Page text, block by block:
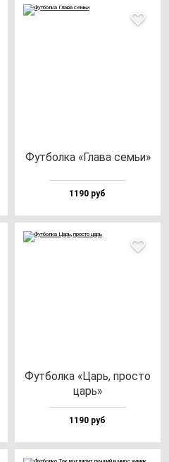
Фут­бол­ка «Гла­ва семьи»
1190 руб
Фут­бол­ка «Царь, прос­то
царь»
1190 руб